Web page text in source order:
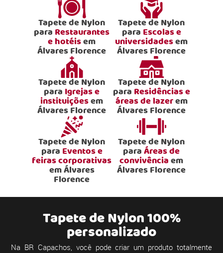
Tapete de Nylon
para Restaurantes
e hotéisem
Álvares Florence
Tapete de Nylon
para Escolas e
universidadesem
Álvares Florence
Tapete de Nylon
para Igrejas e
instituiçõesem
Álvares Florence
Tapete de Nylon
para Residências e
áreas de lazerem
Álvares Florence
Tapete de Nylon
para Eventos e
feiras corporativas
em Álvares
Florence
Tapete de Nylon
paraÁreas de
convivênciaem
Álvares Florence
Tapete de Nylon 100%
personalizado
Na BR Capachos, você pode criar um produto totalmente